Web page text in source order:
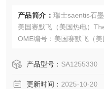
产品简介： 瑞士saentis石
美国赛默飞（美国热电）
OME编号：美国赛默飞（
OEM厂商；我们提供的所
产品型号： SA1255330
更新时间： 2025-10-20